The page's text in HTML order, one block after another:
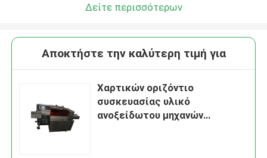
Δείτε περισσότερων
Αποκτήστε την καλύτερη τιμή για
Χαρτικών οριζόντιο
συσκευασίας υλικό
ανοξείδωτου μηχανών